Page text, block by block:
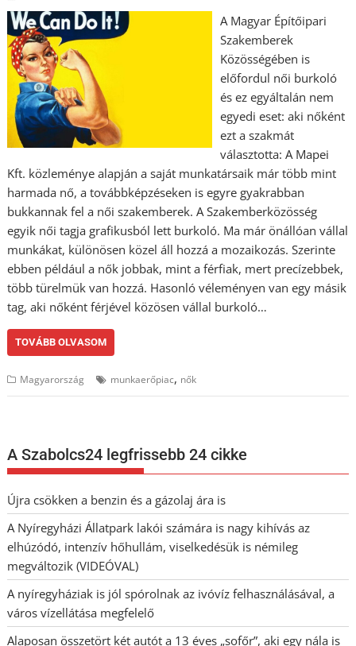
A Magyar Építőipari
Szakemberek
Közösségében is
előfordul női burkoló
és ez egyáltalán nem
egyedi eset: aki nőként
ezt a szakmát
választotta: A Mapei
Kft. közleménye alapján a saját munkatársaik már több mint
harmada nő, a továbbképzéseken is egyre gyakrabban
bukkannak fel a női szakemberek. A Szakemberközösség
egyik női tagja grafikusból lett burkoló. Ma már önállóan vállal
munkákat, különösen közel áll hozzá a mozaikozás. Szerinte
ebben például a nők jobbak, mint a férfiak, mert precízebbek,
több türelmük van hozzá. Hasonló véleményen van egy másik
tag, aki nőként férjével közösen vállal burkoló…
TOVÁBB OLVASOM
Magyarország munkaerőpiac, nők
A Szabolcs24 legfrissebb 24 cikke
Újra csökken a benzin és a gázolaj ára is
A Nyíregyházi Állatpark lakói számára is nagy kihívás az
elhúzódó, intenzív hőhullám, viselkedésük is némileg
megváltozik (VIDEÓVAL)
A nyíregyháziak is jól spórolnak az ivóvíz felhasználásával, a
város vízellátása megfelelő
Alaposan összetört két autót a 13 éves „sofőr”, aki egy nála is